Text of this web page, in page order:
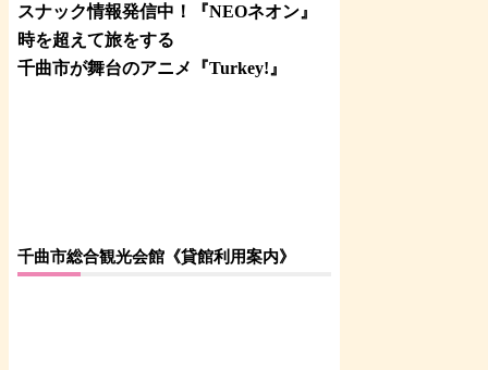
スナック情報発信中！『NEOネオン』
時を超えて旅をする
千曲市が舞台のアニメ『Turkey!』
千曲市総合観光会館《貸館利用案内》